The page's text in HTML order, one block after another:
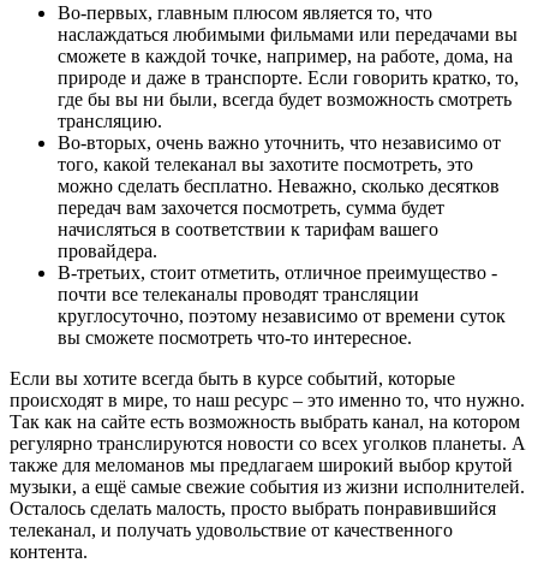
Во-первых, главным плюсом является то, что
наслаждаться любимыми фильмами или передачами вы
сможете в каждой точке, например, на работе, дома, на
природе и даже в транспорте. Если говорить кратко, то,
где бы вы ни были, всегда будет возможность смотреть
трансляцию.
Во-вторых, очень важно уточнить, что независимо от
того, какой телеканал вы захотите посмотреть, это
можно сделать бесплатно. Неважно, сколько десятков
передач вам захочется посмотреть, сумма будет
начисляться в соответствии к тарифам вашего
провайдера.
В-третьих, стоит отметить, отличное преимущество -
почти все телеканалы проводят трансляции
круглосуточно, поэтому независимо от времени суток
вы сможете посмотреть что-то интересное.
Если вы хотите всегда быть в курсе событий, которые
происходят в мире, то наш ресурс – это именно то, что нужно.
Так как на сайте есть возможность выбрать канал, на котором
регулярно транслируются новости со всех уголков планеты. А
также для меломанов мы предлагаем широкий выбор крутой
музыки, а ещё самые свежие события из жизни исполнителей.
Осталось сделать малость, просто выбрать понравившийся
телеканал, и получать удовольствие от качественного
контента.